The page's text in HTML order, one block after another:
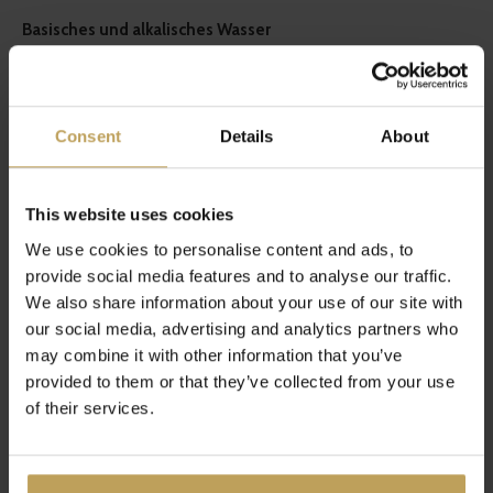
Consent Details About
This website uses cookies
We use cookies to personalise content and ads, to
provide social media features and to analyse our traffic.
We also share information about your use of our site with
our social media, advertising and analytics partners who
may combine it with other information that you’ve
provided to them or that they’ve collected from your use
of their services.
Basisches und alkalisches Wasser
Der pH-Wert, oder Säuregrad, misst, wie sauer (alkalisch) oder
basisch Wasser ist. Neutrales Wasser hat einen pH-Wert von 7.
Je höher die Zahl, desto alkalischer und gesünder ist es.
wie die Produkte, die du isst. Zucker ist alkalisch und die
meisten Gemüsesorten sind basisch. Es hängt davon ab, wo
du wohnst, wie basisch Leitungswasser tatsächlich ist.
Beste Alternative: Wasserfilter
Die beste Alternative zu natürlichem Quellwasser ist
Wasser und manche Filter fügen dem Wasser sogar gesunde